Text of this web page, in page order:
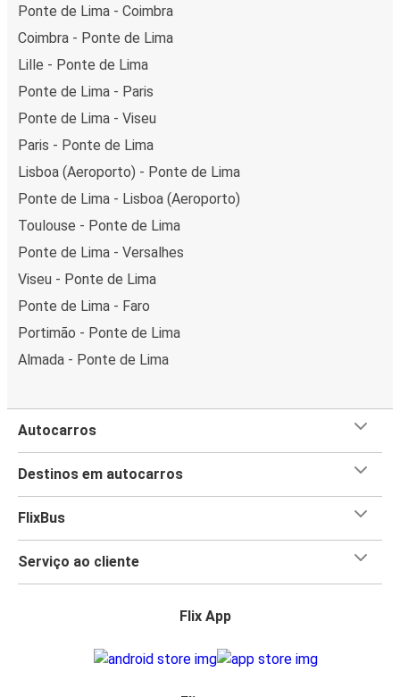
Ponte de Lima - Coimbra
Coimbra - Ponte de Lima
Lille - Ponte de Lima
Ponte de Lima - Paris
Ponte de Lima - Viseu
Paris - Ponte de Lima
Lisboa (Aeroporto) - Ponte de Lima
Ponte de Lima - Lisboa (Aeroporto)
Toulouse - Ponte de Lima
Ponte de Lima - Versalhes
Viseu - Ponte de Lima
Ponte de Lima - Faro
Portimão - Ponte de Lima
Almada - Ponte de Lima
Autocarros
Destinos em autocarros
FlixBus
Serviço ao cliente
Flix App